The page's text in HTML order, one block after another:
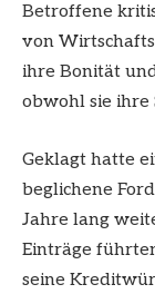
Betroffene
von
ihre Bonität
obwohl sie ihre
Geklagt hatte
beglichene
Jahre lang
Einträge
seine